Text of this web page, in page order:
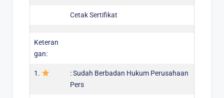
Cetak Sertifikat
Keteran
gan:
1.
: Sudah Berbadan Hukum Perusahaan
Pers